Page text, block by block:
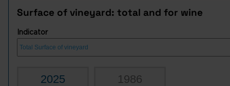
Surface of vineyard: total and for wine
Indicator
2025 1986